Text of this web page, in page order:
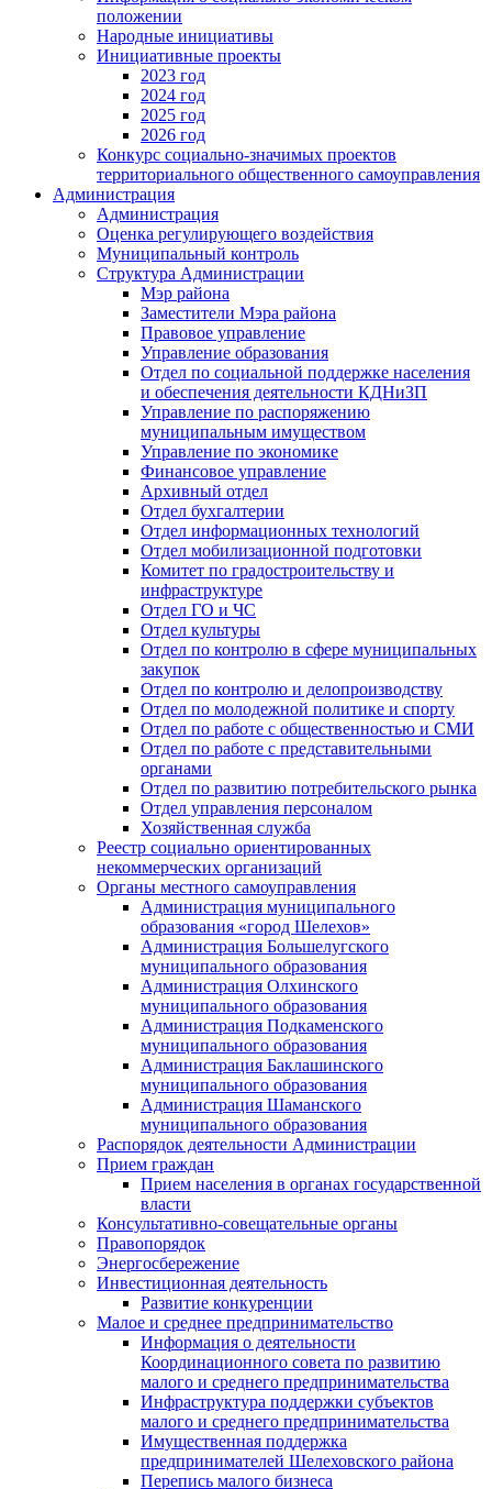
положении
Народные инициативы
Инициативные проекты
2023 год
2024 год
2025 год
2026 год
Конкурс социально-значимых проектов
территориального общественного самоуправления
Администрация
Администрация
Оценка регулирующего воздействия
Муниципальный контроль
Структура Администрации
Мэр района
Заместители Мэра района
Правовое управление
Управление образования
Отдел по социальной поддержке населения
и обеспечения деятельности КДНиЗП
Управление по распоряжению
муниципальным имуществом
Управление по экономике
Финансовое управление
Архивный отдел
Отдел бухгалтерии
Отдел информационных технологий
Отдел мобилизационной подготовки
Комитет по градостроительству и
инфраструктуре
Отдел ГО и ЧС
Отдел культуры
Отдел по контролю в сфере муниципальных
закупок
Отдел по контролю и делопроизводству
Отдел по молодежной политике и спорту
Отдел по работе с общественностью и СМИ
Отдел по работе с представительными
органами
Отдел по развитию потребительского рынка
Отдел управления персоналом
Хозяйственная служба
Реестр социально ориентированных
некоммерческих организаций
Органы местного самоуправления
Администрация муниципального
образования «город Шелехов»
Администрация Большелугского
муниципального образования
Администрация Олхинского
муниципального образования
Администрация Подкаменского
муниципального образования
Администрация Баклашинского
муниципального образования
Администрация Шаманского
муниципального образования
Распорядок деятельности Администрации
Прием граждан
Прием населения в органах государственной
власти
Консультативно-совещательные органы
Правопорядок
Энергосбережение
Инвестиционная деятельность
Развитие конкуренции
Малое и среднее предпринимательство
Информация о деятельности
Координационного совета по развитию
малого и среднего предпринимательства
Инфраструктура поддержки субъектов
малого и среднего предпринимательства
Имущественная поддержка
предпринимателей Шелеховского района
Перепись малого бизнеса